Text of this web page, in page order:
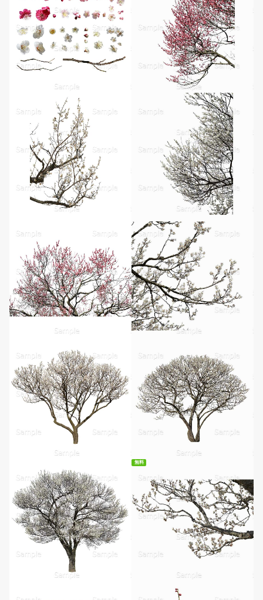
無料ダウンロード
無料
無料ダウンロード